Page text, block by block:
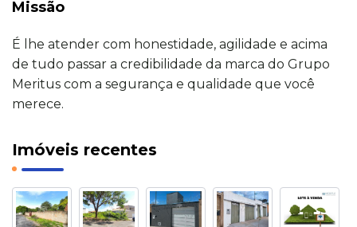
Missão
É lhe atender com honestidade, agilidade e acima
de tudo passar a credibilidade da marca do Grupo
Meritus com a segurança e qualidade que você
merece.
Imóveis recentes